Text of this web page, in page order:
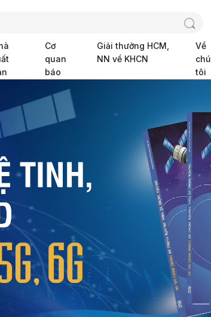
Cơ
quan
báo
Giải thưởng HCM,
NN về KHCN
Về
tôi